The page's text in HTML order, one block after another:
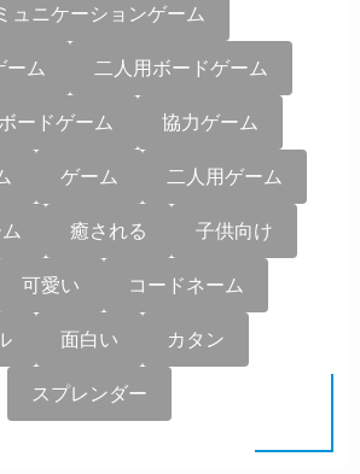
ュニケーションゲーム
ーム 二人用ボードゲーム
ードゲーム 協力ゲーム
ゲーム 二人用ゲーム
癒される 子供向け
可愛い コードネーム
面白い カタン
スプレンダー